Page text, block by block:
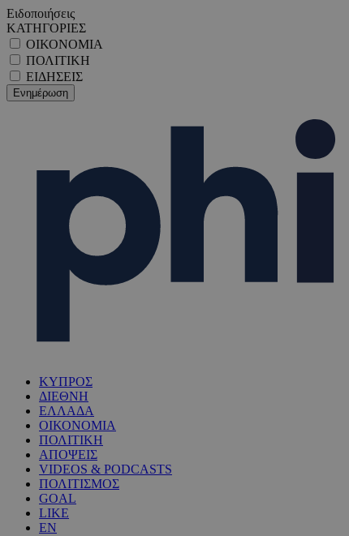
Ειδοποιήσεις
ΚΑΤΗΓΟΡΙΕΣ
ΟΙΚΟΝΟΜΙΑ
ΠΟΛΙΤΙΚΗ
ΕΙΔΗΣΕΙΣ
ΚΥΠΡΟΣ
ΔΙΕΘΝΗ
ΕΛΛΑΔΑ
ΟΙΚΟΝΟΜΙΑ
ΠΟΛΙΤΙΚΗ
ΑΠΟΨΕΙΣ
VIDEOS & PODCASTS
ΠΟΛΙΤΙΣΜΟΣ
GOAL
LIKE
EN